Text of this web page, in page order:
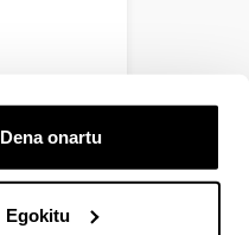
Dena onartu
Egokitu